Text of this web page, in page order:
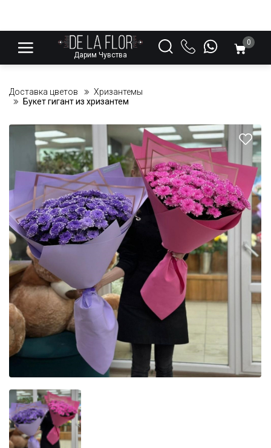
Дарим Чувства
0
Доставка цветов
Хризантемы
Букет гигант из хризантем